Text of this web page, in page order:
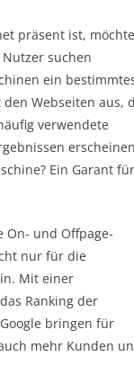
präsent ist, möchte
suchen
ein
Webseiten aus,
verwendete
Ein Garant für
On- und Offpage-
nur für die
Mit einer
Ranking der
bringen für
mehr Kunden